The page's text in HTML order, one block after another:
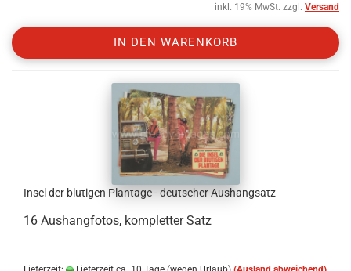
inkl. 19% MwSt. zzgl. Versand
IN DEN WARENKORB
Insel der blutigen Plantage - deutscher Aushangsatz
16 Aushangfotos, kompletter Satz